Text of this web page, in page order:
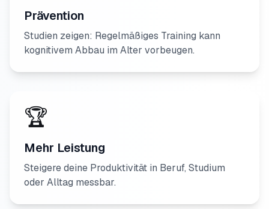
Prävention
Studien zeigen: Regelmäßiges Training kann
kognitivem Abbau im Alter vorbeugen.
🏆
Mehr Leistung
Steigere deine Produktivität in Beruf, Studium
oder Alltag messbar.